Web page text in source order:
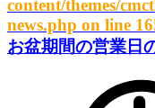
content/themes/
news.php on line
お盆期間の営業日